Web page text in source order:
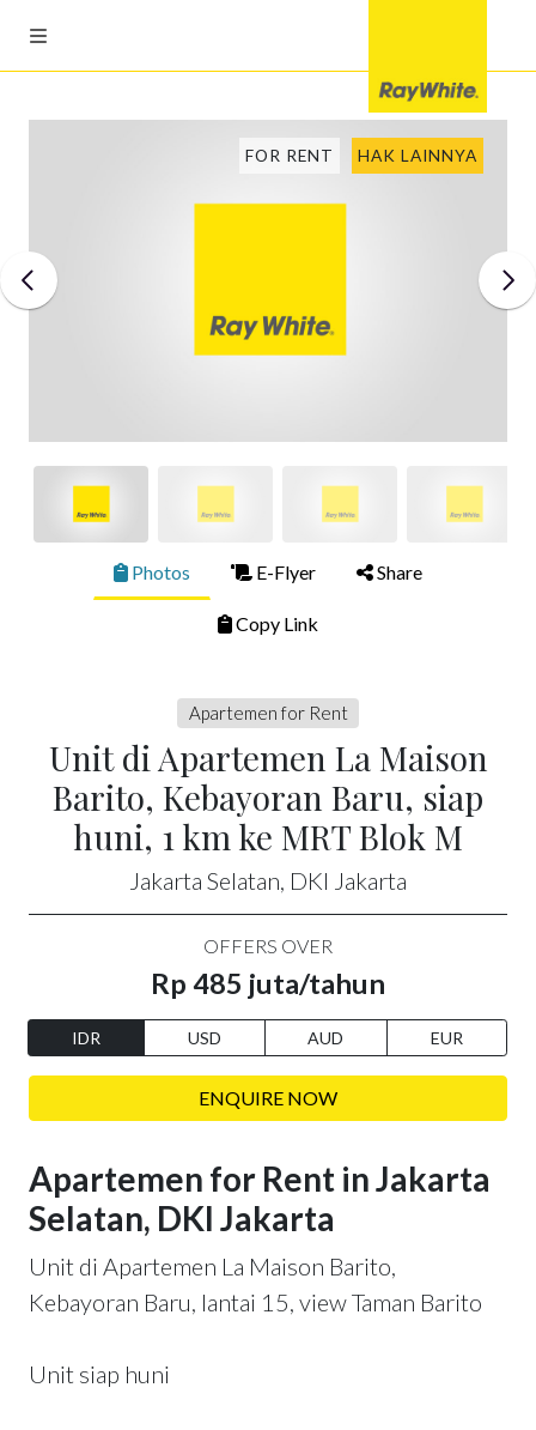
FOR RENT HAK LAINNYA
Photos E-Flyer Share
Copy Link
Apartemen for Rent
Unit di Apartemen La Maison
Barito, Kebayoran Baru, siap
huni, 1 km ke MRT Blok M
Jakarta Selatan, DKI Jakarta
OFFERS OVER
Rp 485 juta/tahun
IDR USD AUD EUR
ENQUIRE NOW
Apartemen for Rent in Jakarta
Selatan, DKI Jakarta
Unit di Apartemen La Maison Barito,
Kebayoran Baru, lantai 15, view Taman Barito
Unit siap huni